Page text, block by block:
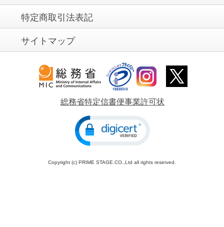
特定商取引法表記
サイトマップ
総務省特定信書便事業許可状
Copyright (c) PRIME STAGE.CO.,Ltd all rights reserved.